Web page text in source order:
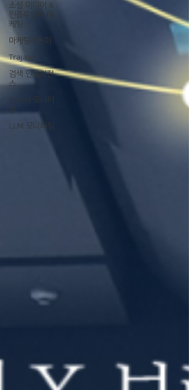
소셜 미디어 &
인플루언서 마
케팅
마케팅자동화
Trajaan
검색 인텔리전
스
GenAI 모니터
링
LLM 모니터링